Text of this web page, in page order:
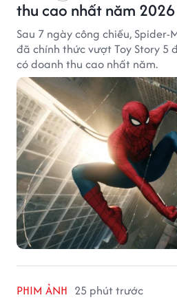
thu cao nhất năm 2026
Sau 7 ngày công chiếu,
đã chính thức vượt Toy Story 5
có doanh thu cao nhất năm.
PHIM ẢNH 25 phút trước